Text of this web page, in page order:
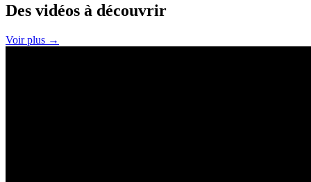
Des vidéos à découvrir
Voir plus →